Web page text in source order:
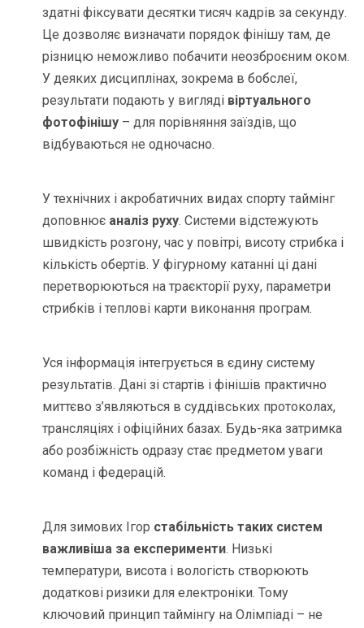
здатні фіксувати десятки тисяч кадрів за секунду.
Це дозволяє визначати порядок фінішу там, де
різницю неможливо побачити неозброєним оком.
У деяких дисциплінах, зокрема в бобслеї,
результати подають у вигляді віртуального
фотофінішу – для порівняння заїздів, що
відбуваються не одночасно.
У технічних і акробатичних видах спорту таймінг
доповнює аналіз руху. Системи відстежують
швидкість розгону, час у повітрі, висоту стрибка і
кількість обертів. У фігурному катанні ці дані
перетворюються на траєкторії руху, параметри
стрибків і теплові карти виконання програм.
Уся інформація інтегрується в єдину систему
результатів. Дані зі стартів і фінішів практично
миттєво з’являються в суддівських протоколах,
трансляціях і офіційних базах. Будь-яка затримка
або розбіжність одразу стає предметом уваги
команд і федерацій.
Для зимових Ігор стабільність таких систем
важливіша за експерименти. Низькі
температури, висота і вологість створюють
додаткові ризики для електроніки. Тому
ключовий принцип таймінгу на Олімпіаді – не